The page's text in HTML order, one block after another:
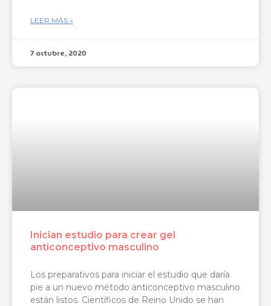
LEER MÁS »
7 octubre, 2020
Inician estudio para crear gel
anticonceptivo masculino
Los preparativos para iniciar el estudio que daría
pie a un nuevo método anticonceptivo masculino
están listos. Científicos de Reino Unido se han